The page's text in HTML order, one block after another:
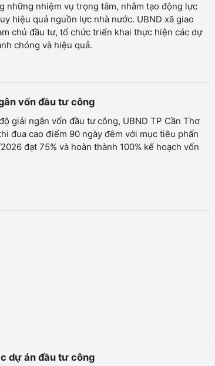
những nhiệm vụ trọng tâm, nhằm tạo động lực
hiệu quả nguồn lực nhà nước. UBND xã giao
chủ đầu tư, tổ chức triển khai thực hiện các dự
chóng và hiệu quả.
vốn đầu tư công
giải ngân vốn đầu tư công, UBND TP Cần Thơ
đua cao điểm 90 ngày đêm với mục tiêu phấn
đạt 75% và hoàn thành 100% kế hoạch vốn
dự án đầu tư công